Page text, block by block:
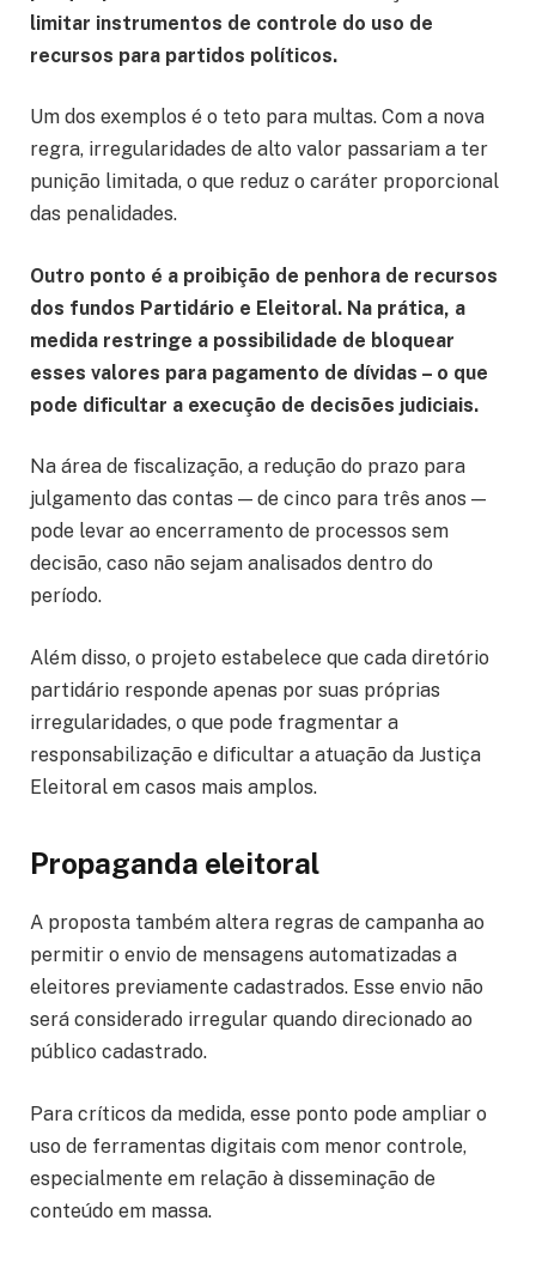
limitar instrumentos de controle do uso de
recursos para partidos políticos.
Um dos exemplos é o teto para multas. Com a nova
regra, irregularidades de alto valor passariam a ter
punição limitada, o que reduz o caráter proporcional
das penalidades.
Outro ponto é a proibição de penhora de recursos
dos fundos Partidário e Eleitoral. Na prática, a
medida restringe a possibilidade de bloquear
esses valores para pagamento de dívidas – o que
pode dificultar a execução de decisões judiciais.
Na área de fiscalização, a redução do prazo para
julgamento das contas — de cinco para três anos —
pode levar ao encerramento de processos sem
decisão, caso não sejam analisados dentro do
período.
Além disso, o projeto estabelece que cada diretório
partidário responde apenas por suas próprias
irregularidades, o que pode fragmentar a
responsabilização e dificultar a atuação da Justiça
Eleitoral em casos mais amplos.
Propaganda eleitoral
A proposta também altera regras de campanha ao
permitir o envio de mensagens automatizadas a
eleitores previamente cadastrados. Esse envio não
será considerado irregular quando direcionado ao
público cadastrado.
Para críticos da medida, esse ponto pode ampliar o
uso de ferramentas digitais com menor controle,
especialmente em relação à disseminação de
conteúdo em massa.